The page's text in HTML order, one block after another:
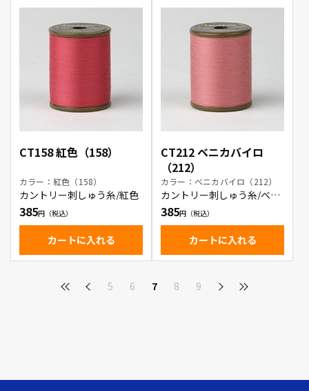
CT158 紅色（158）
カラー：紅色（158）
カントリー刺しゅう糸/紅色
385
カートに入れる
CT212 ベニカバイロ
（212）
カラー：ベニカバイロ（212）
カントリー刺しゅう糸/ベニ
カバイロ
385
カートに入れる
5 6 7 8 9